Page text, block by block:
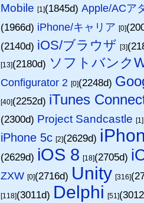
Mobile [1](1845d)Apple/ACア
(1966d) iPhone/キャリア [0]
(2140d) iOS/ブラウザ [3]
[13](2180d) ソフトバンク
Configurator 2 [0](2248d)
[40](2252d) iTunes
(2300d) Project Sandcastle [1]
iPhone 5c [2](2629d)
(2629d) iOS 8 [18](2705d)
ZXW [0](2716d) Unity [316]
[118](3011d) Delphi [51]